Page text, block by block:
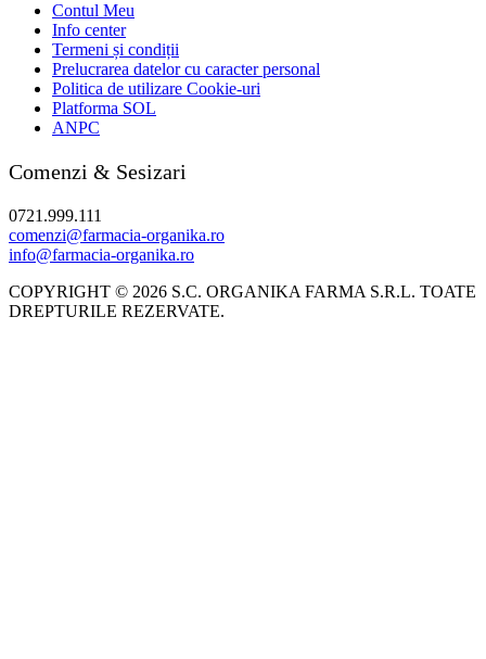
Contul Meu
Info center
Termeni și condiții
Prelucrarea datelor cu caracter personal
Politica de utilizare Cookie-uri
Platforma SOL
ANPC
Comenzi & Sesizari
0721.999.111
comenzi@farmacia-organika.ro
info@farmacia-organika.ro
COPYRIGHT © 2026 S.C. ORGANIKA FARMA S.R.L. TOATE
DREPTURILE REZERVATE.